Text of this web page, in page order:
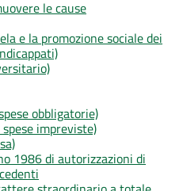
le cause
e la promozione sociale dei
obbligatorie)
impreviste)
1986 di autorizzazioni di